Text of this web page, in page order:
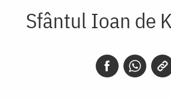
Sfântul Ioan de